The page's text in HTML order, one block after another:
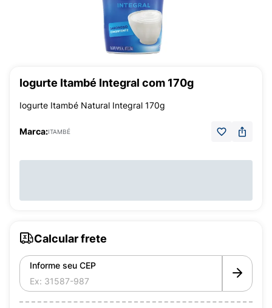
Iogurte Itambé Integral com 170g
Iogurte Itambé Natural Integral 170g
Marca:ITAMBÉ
Calcular frete
Informe seu CEP